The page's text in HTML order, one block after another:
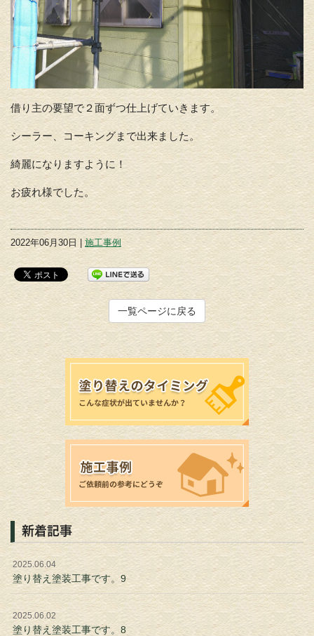
借り主の要望で２面ずつ仕上げていきます。
シーラー、コーキングまで出来ました。
綺麗になりますように！
お疲れ様でした。
2022年06月30日 | 施工事例
一覧ページに戻る
新着記事
2025.06.04
塗り替え塗装工事です。9
2025.06.02
塗り替え塗装工事です。8